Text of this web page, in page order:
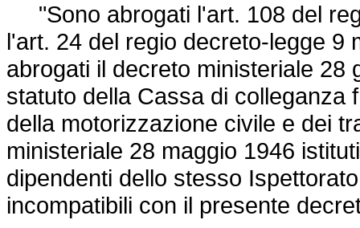
"Sono abrogati l'art. 108 del
l'art. 24 del regio decreto-legge 9
abrogati il decreto ministeriale 28
statuto della Cassa di colleganza
della motorizzazione civile e dei
ministeriale 28 maggio 1946
dipendenti dello stesso
incompatibili con il presente